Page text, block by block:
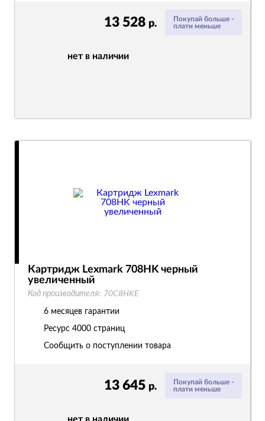
Покупай больше -
плати меньше
13 528 р.
нет в наличии
Покупай больше -
плати меньше
13 645 р.
Картридж Lexmark 708HK черный
увеличенный
Код производителя: 70C8HKE
6 месяцев гарантии
Ресурс 4000 страниц
Сообщить о поступлении товара